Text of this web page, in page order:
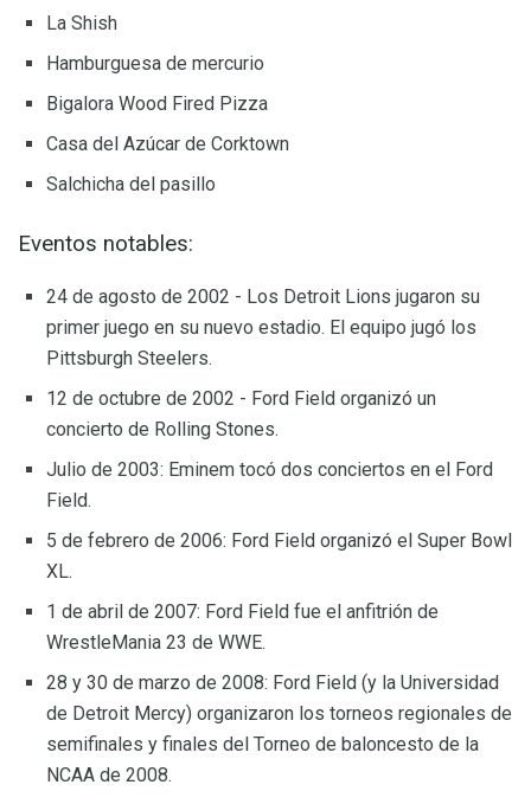
La Shish
Hamburguesa de mercurio
Bigalora Wood Fired Pizza
Casa del Azúcar de Corktown
Salchicha del pasillo
Eventos notables:
24 de agosto de 2002 - Los Detroit Lions jugaron su
primer juego en su nuevo estadio. El equipo jugó los
Pittsburgh Steelers.
12 de octubre de 2002 - Ford Field organizó un
concierto de Rolling Stones.
Julio de 2003: Eminem tocó dos conciertos en el Ford
Field.
5 de febrero de 2006: Ford Field organizó el Super Bowl
XL.
1 de abril de 2007: Ford Field fue el anfitrión de
WrestleMania 23 de WWE.
28 y 30 de marzo de 2008: Ford Field (y la Universidad
de Detroit Mercy) organizaron los torneos regionales de
semifinales y finales del Torneo de baloncesto de la
NCAA de 2008.